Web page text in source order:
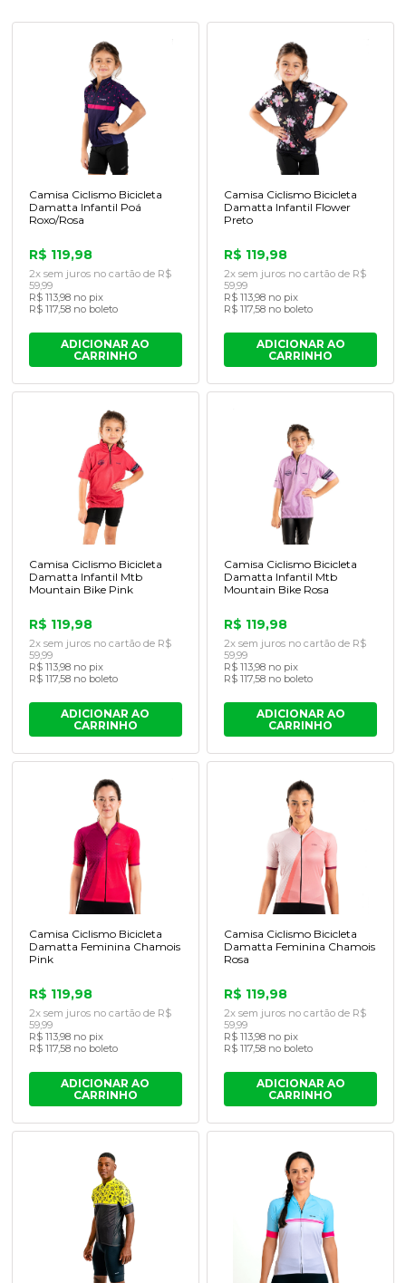
Camisa Ciclismo Bicicleta
Damatta Infantil Po
Roxo/Rosa
R$ 119,98
2x sem juros no cartão de R$
59,99
R$ 113,98 no pix
R$ 117,58 no boleto
ADICIONAR AO
CARRINHO
Camisa Ciclismo Bicicleta
Damatta Infantil Flower
Preto
R$ 119,98
2x sem juros no cartão de R$
59,99
R$ 113,98 no pix
R$ 117,58 no boleto
ADICIONAR AO
CARRINHO
Camisa Ciclismo Bicicleta
Damatta Infantil Mtb
Mountain Bike Pink
R$ 119,98
2x sem juros no cartão de R$
59,99
R$ 113,98 no pix
R$ 117,58 no boleto
ADICIONAR AO
CARRINHO
Camisa Ciclismo Bicicleta
Damatta Infantil Mtb
Mountain Bike Rosa
R$ 119,98
2x sem juros no cartão de R$
59,99
R$ 113,98 no pix
R$ 117,58 no boleto
ADICIONAR AO
CARRINHO
Camisa Ciclismo Bicicleta
Damatta Feminina Chamois
Pink
R$ 119,98
2x sem juros no cartão de R$
59,99
R$ 113,98 no pix
R$ 117,58 no boleto
ADICIONAR AO
CARRINHO
Camisa Ciclismo Bicicleta
Damatta Feminina Chamois
Rosa
R$ 119,98
2x sem juros no cartão de R$
59,99
R$ 113,98 no pix
R$ 117,58 no boleto
ADICIONAR AO
CARRINHO